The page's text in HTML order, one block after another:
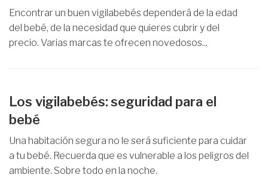
Encontrar un buen vigilabebés dependerá de la edad
del bebé, de la necesidad que quieres cubrir y del
precio. Varias marcas te ofrecen novedosos...
Los vigilabebés: seguridad para el
bebé
Una habitación segura no le será suficiente para cuidar
a tu bebé. Recuerda que es vulnerable a los peligros del
ambiente. Sobre todo en la noche.